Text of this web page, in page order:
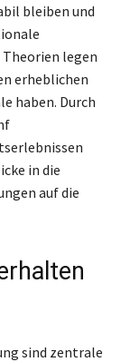
bleiben und
legen
erheblichen
haben. Durch
in die
auf die
sind zentrale